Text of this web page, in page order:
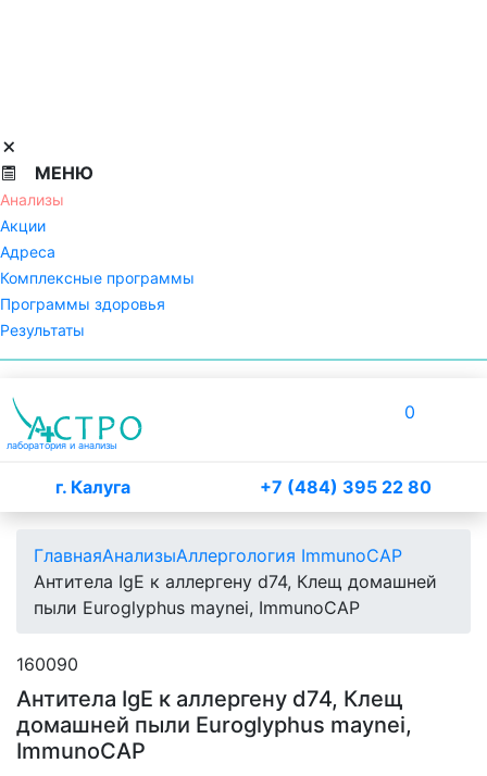
МЕНЮ
Анализы
Акции
Адреса
Комплексные программы
Программы здоровья
Результаты
лаборатория и анализы
г. Калуга +7 (484) 395 22 80
0
ГлавнаяАнализыАллергология ImmunoCAР
Антитела IgE к аллергену d74, Клещ домашней
пыли Euroglyphus maynei, ImmunoCAP
160090
Антитела IgE к аллергену d74, Клещ
домашней пыли Euroglyphus maynei,
ImmunoCAP